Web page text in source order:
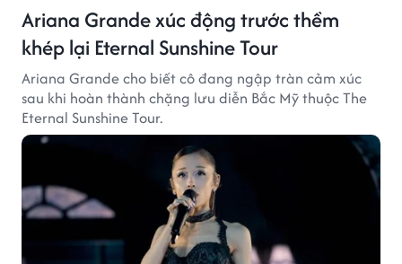
Ariana Grande xúc động trước thềm
khép lại Eternal Sunshine Tour
Ariana Grande cho biết cô đang ngập tràn cảm xúc
sau khi hoàn thành chặng lưu diễn Bắc Mỹ thuộc The
Eternal Sunshine Tour.